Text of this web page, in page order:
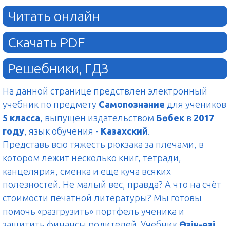
Читать онлайн
Скачать PDF
Решебники, ГДЗ
На данной странице предствлен электронный
учебник по предмету Самопознание для учеников
5 класса, выпущен издательством Бөбек в 2017
году, язык обучения - Казахский.
Представь всю тяжесть рюкзака за плечами, в
котором лежит несколько книг, тетради,
канцелярия, сменка и еще куча всяких
полезностей. Не малый вес, правда? А что на счёт
стоимости печатной литературы? Мы готовы
помочь «разгрузить» портфель ученика и